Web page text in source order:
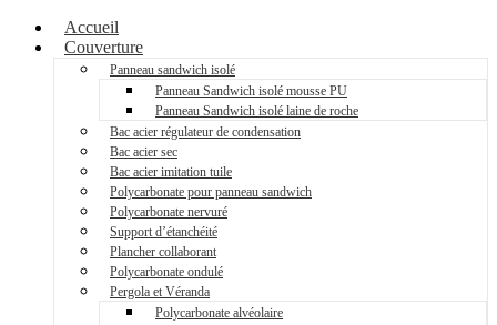
Accueil
Couverture
Panneau sandwich isolé
Panneau Sandwich isolé mousse PU
Panneau Sandwich isolé laine de roche
Bac acier régulateur de condensation
Bac acier sec
Bac acier imitation tuile
Polycarbonate pour panneau sandwich
Polycarbonate nervuré
Support d’étanchéité
Plancher collaborant
Polycarbonate ondulé
Pergola et Véranda
Polycarbonate alvéolaire